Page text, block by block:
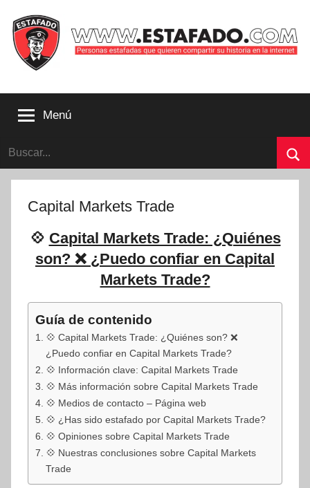
contenido
que
compartir
su
internet
Estafado.com
Menú
Buscar:
Capital Markets Trade
💠 Capital Markets Trade: ¿Quiénes
son? ❌ ¿Puedo confiar en Capital
Markets Trade?
Guía de contenido
💠 Capital Markets Trade: ¿Quiénes son? ❌
¿Puedo confiar en Capital Markets Trade?
💠 Información clave: Capital Markets Trade
💠 Más información sobre Capital Markets Trade
💠 Medios de contacto – Página web
💠 ¿Has sido estafado por Capital Markets Trade?
💠 Opiniones sobre Capital Markets Trade
💠 Nuestras conclusiones sobre Capital Markets
Trade